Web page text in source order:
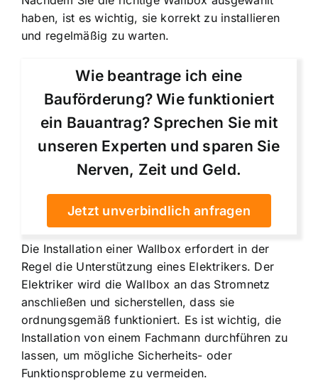
haben, ist es wichtig, sie korrekt zu installieren
und regelmäßig zu warten.
Wie beantrage ich eine
Bauförderung? Wie funktioniert
ein Bauantrag? Sprechen Sie mit
unseren Experten und sparen Sie
Nerven, Zeit und Geld.
Jetzt unverbindlich anfragen
Die Installation einer Wallbox erfordert in der
Regel die Unterstützung eines Elektrikers. Der
Elektriker wird die Wallbox an das Stromnetz
anschließen und sicherstellen, dass sie
ordnungsgemäß funktioniert. Es ist wichtig, die
Installation von einem Fachmann durchführen zu
lassen, um mögliche Sicherheits- oder
Funktionsprobleme zu vermeiden.